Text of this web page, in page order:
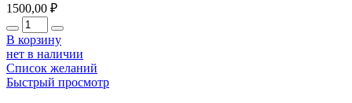
1500,00 ₽
Количество
В корзину
нет в наличии
Список желаний
Быстрый просмотр